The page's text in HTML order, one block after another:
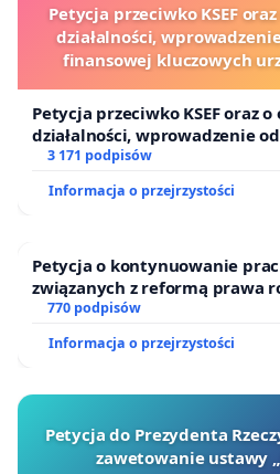
Petycja przeciwko KSEF
działalności,
finansowej kluczowych
Petycja przeciwko KSEF oraz
działalności, wprowadzenie
finansowej kluczowych
3 171 podpisów
Informacja o przejrzystości
Petycja o kontynuowanie
związanych z reformą prawa
770 podpisów
Informacja o przejrzystości
Petycja do Prezydenta
zawetowanie ustawy